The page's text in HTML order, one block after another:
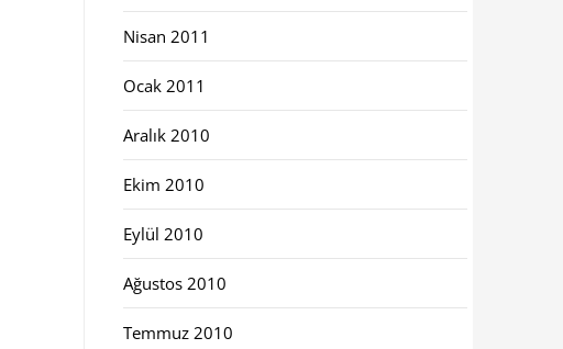
Nisan 2011
Ocak 2011
Aralık 2010
Ekim 2010
Eylül 2010
Ağustos 2010
Temmuz 2010